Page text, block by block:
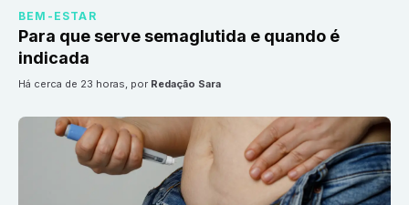
BEM-ESTAR
Para que serve semaglutida e quando é
indicada
há cerca de 23 horas, por Redação Sara